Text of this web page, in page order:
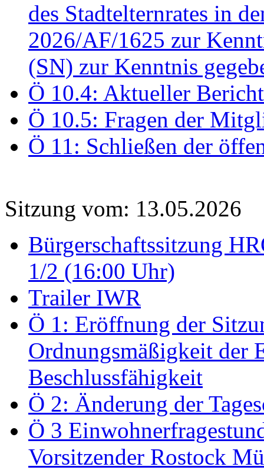
des Stadtelternrates in
2026/AF/1625 zur
(SN) zur Kenntnis
Ö 10.4: Aktueller
Ö 10.5: Fragen der
Ö 11: Schließen der
Sitzung vom: 13.05.2026
Bürgerschaftssitzung
1/2 (16:00 Uhr)
Trailer IWR
Ö 1: Eröffnung der
Ordnungsmäßigkeit der
Beschlussfähigkeit
Ö 2: Änderung der
Ö 3
Vorsitzender Rostock